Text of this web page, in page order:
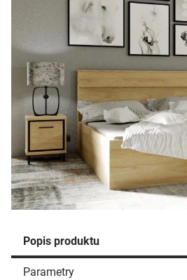
Popis produktu
Parametry